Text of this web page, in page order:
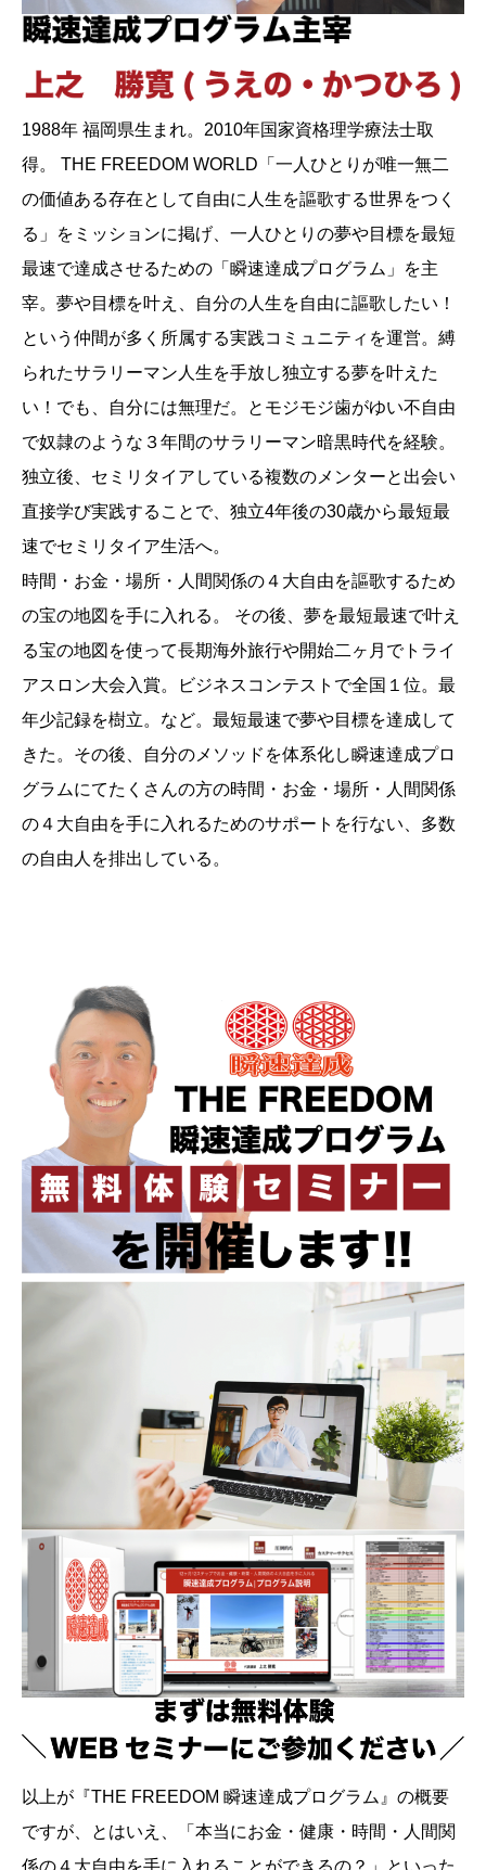
1988年 福岡県生まれ。2010年国家資格理学療法士取
得。 THE FREEDOM WORLD「一人ひとりが唯一無二
の価値ある存在として自由に人生を謳歌する世界をつく
る」をミッションに掲げ、一人ひとりの夢や目標を最短
最速で達成させるための「瞬速達成プログラム」を主
宰。夢や目標を叶え、自分の人生を自由に謳歌したい！
という仲間が多く所属する実践コミュニティを運営。縛
られたサラリーマン人生を手放し独立する夢を叶えた
い！でも、自分には無理だ。とモジモジ歯がゆい不自由
で奴隷のような３年間のサラリーマン暗黒時代を経験。
独立後、セミリタイアしている複数のメンターと出会い
直接学び実践することで、独立4年後の30歳から最短最
速でセミリタイア生活へ。
時間・お金・場所・人間関係の４大自由を謳歌するため
の宝の地図を手に入れる。 その後、夢を最短最速で叶え
る宝の地図を使って長期海外旅行や開始二ヶ月でトライ
アスロン大会入賞。ビジネスコンテストで全国１位。最
年少記録を樹立。など。最短最速で夢や目標を達成して
きた。その後、自分のメソッドを体系化し瞬速達成プロ
グラムにてたくさんの方の時間・お金・場所・人間関係
の４大自由を手に入れるためのサポートを行ない、多数
の自由人を排出している。
以上が『THE FREEDOM 瞬速達成プログラム』の概要
ですが、とはいえ、「本当にお金・健康・時間・人間関
係の４大自由を手に入れることができるの？」といった